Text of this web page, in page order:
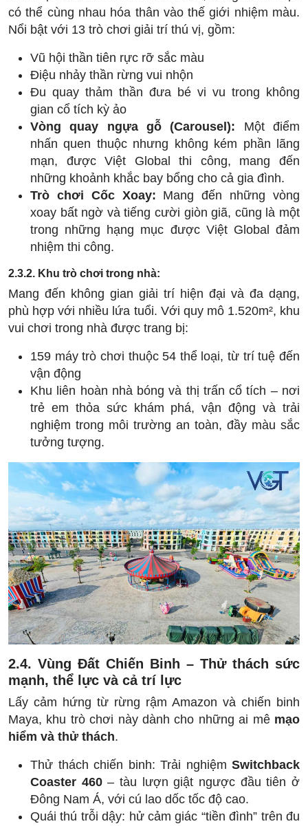
có thể cùng nhau hóa thân vào thế giới nhiệm màu.
Nổi bật với 13 trò chơi giải trí thú vị, gồm:
Vũ hội thần tiên rực rỡ sắc màu
Điệu nhảy thần rừng vui nhộn
Đu quay thảm thần đưa bé vi vu trong không
gian cổ tích kỳ ảo
Vòng quay ngựa gỗ (Carousel): Một điểm
nhấn quen thuộc nhưng không kém phần lãng
mạn, được Việt Global thi công, mang đến
những khoảnh khắc bay bổng cho cả gia đình.
Trò chơi Cốc Xoay: Mang đến những vòng
xoay bất ngờ và tiếng cười giòn giã, cũng là một
trong những hạng mục được Việt Global đảm
nhiệm thi công.
2.3.2. Khu trò chơi trong nhà:
Mang đến không gian giải trí hiện đại và đa dạng,
phù hợp với nhiều lứa tuổi. Với quy mô 1.520m², khu
vui chơi trong nhà được trang bị:
159 máy trò chơi thuộc 54 thể loại, từ trí tuệ đến
vận động
Khu liên hoàn nhà bóng và thị trấn cổ tích – nơi
trẻ em thỏa sức khám phá, vận động và trải
nghiệm trong môi trường an toàn, đầy màu sắc
tưởng tượng.
2.4. Vùng Đất Chiến Binh – Thử thách sức
mạnh, thể lực và cả trí lực
Lấy cảm hứng từ rừng rậm Amazon và chiến binh
Maya, khu trò chơi này dành cho những ai mê mạo
hiểm và thử thách.
Thử thách chiến binh: Trải nghiệm Switchback
Coaster 460– tàu lượn giật ngược đầu tiên ở
Đông Nam Á, với cú lao dốc tốc độ cao.
Quái thú trỗi dậy: hử cảm giác “tiền đình” trên đu